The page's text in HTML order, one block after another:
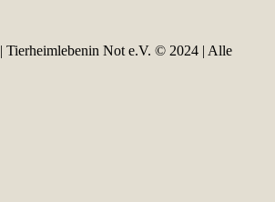
| Tierheimlebenin Not e.V. © 2024 | Alle